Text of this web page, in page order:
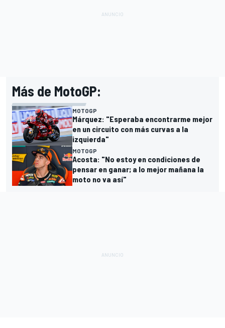
Más de MotoGP:
MOTOGP
Márquez: "Esperaba encontrarme mejor
en un circuito con más curvas a la
izquierda"
MOTOGP
Acosta: "No estoy en condiciones de
pensar en ganar; a lo mejor mañana la
moto no va así"